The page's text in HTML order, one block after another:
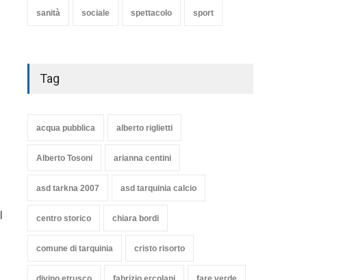
sanità sociale spettacolo sport
Tag
acqua pubblica alberto riglietti
Alberto Tosoni arianna centini
asd tarkna 2007 asd tarquinia calcio
centro storico chiara bordi
comune di tarquinia cristo risorto